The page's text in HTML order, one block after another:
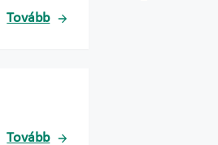
Tovább
Tovább